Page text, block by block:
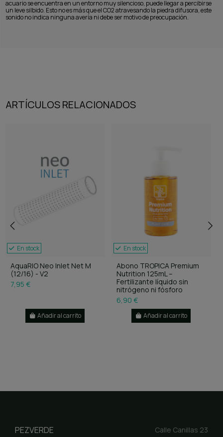
acuario se encuentra en un entorno muy silencioso, puede llegar a percibirse
un leve silbido. Esto no es más que el CO2 atravesando la piedra difusora, este
sonido no indica ninguna avería ni debe ser motivo de preocupación.
ARTÍCULOS RELACIONADOS
En stock
AquaRIO Neo Inlet Net M
(12/16) - V2
7,95 €
Añadir al carrito
En stock
Abono TROPICA Premium
Nutrition 125mL –
Fertilizante líquido sin
nitrógeno ni fósforo
6,90 €
Añadir al carrito
PEZVERDE
Calle Canillas 23